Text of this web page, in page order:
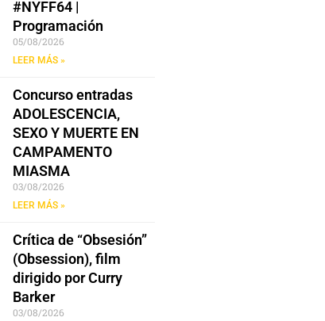
#NYFF64 |
Programación
05/08/2026
LEER MÁS »
Concurso entradas
ADOLESCENCIA,
SEXO Y MUERTE EN
CAMPAMENTO
MIASMA
03/08/2026
LEER MÁS »
Crítica de “Obsesión”
(Obsession), film
dirigido por Curry
Barker
03/08/2026